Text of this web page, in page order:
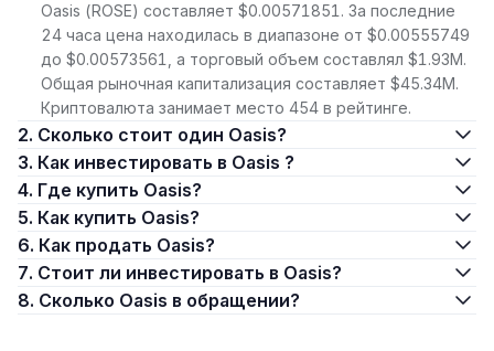
Oasis (ROSE) составляет $0.00571851. За последние
24 часа цена находилась в диапазоне от $0.00555749
до $0.00573561, а торговый объем составлял $1.93M.
Общая рыночная капитализация составляет $45.34M.
Криптовалюта занимает место 454 в рейтинге.
2. Сколько стоит один Oasis?
3. Как инвестировать в Oasis ?
4. Где купить Oasis?
5. Как купить Oasis?
6. Как продать Oasis?
7. Стоит ли инвестировать в Oasis?
8. Сколько Oasis в обращении?